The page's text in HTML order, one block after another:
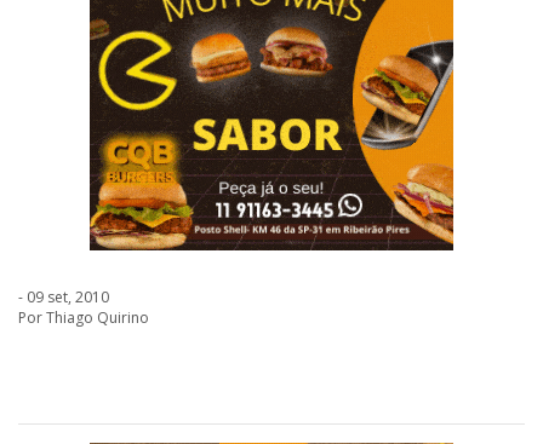
- 09 set, 2010
Por Thiago Quirino